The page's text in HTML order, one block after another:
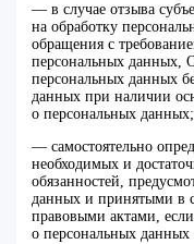
— в случае отзыва
на обработку
обращения с
персональных данных,
персональных данных
данных при наличии
о персональных данных;
— самостоятельно
необходимых и
обязанностей,
данных и принятыми в
правовыми актами,
о персональных